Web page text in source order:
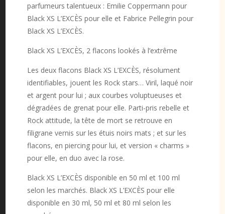
parfumeurs talentueux : Emilie Coppermann pour
Black XS L’EXCÈS pour elle et Fabrice Pellegrin pour
Black XS L’EXCÈS.
Black XS L’EXCÈS, 2 flacons lookés à l’extrême
Les deux flacons Black XS L’EXCÈS, résolument
identifiables, jouent les Rock stars… Viril, laqué noir
et argent pour lui ; aux courbes voluptueuses et
dégradées de grenat pour elle. Parti-pris rebelle et
Rock attitude, la tête de mort se retrouve en
filigrane vernis sur les étuis noirs mats ; et sur les
flacons, en piercing pour lui, et version « charms »
pour elle, en duo avec la rose.
Black XS L’EXCÈS disponible en 50 ml et 100 ml
selon les marchés. Black XS L’EXCÈS pour elle
disponible en 30 ml, 50 ml et 80 ml selon les